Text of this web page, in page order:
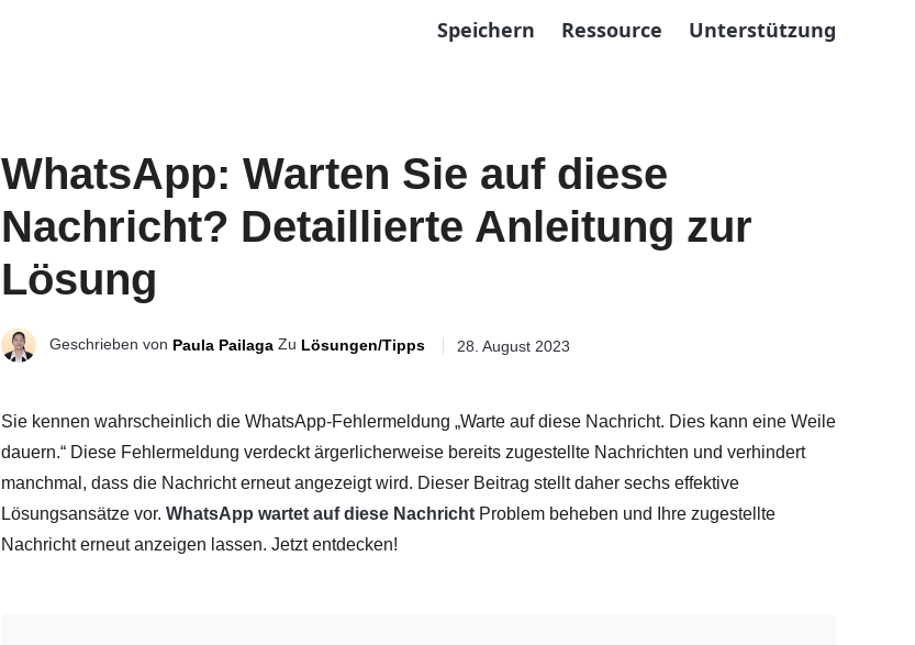
Speichern Ressource Unterstützung
WhatsApp: Warten Sie auf diese
Nachricht? Detaillierte Anleitung zur
Lösung
Geschrieben von Paula Pailaga Zu Lösungen/Tipps 28. August 2023
Sie kennen wahrscheinlich die WhatsApp-Fehlermeldung „Warte auf diese Nachricht. Dies kann eine Weile
dauern.“ Diese Fehlermeldung verdeckt ärgerlicherweise bereits zugestellte Nachrichten und verhindert
manchmal, dass die Nachricht erneut angezeigt wird. Dieser Beitrag stellt daher sechs effektive
Lösungsansätze vor. WhatsApp wartet auf diese Nachricht Problem beheben und Ihre zugestellte
Nachricht erneut anzeigen lassen. Jetzt entdecken!